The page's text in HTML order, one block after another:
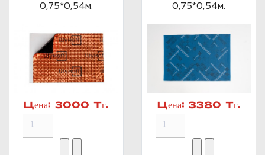
0,75*0,54м.
Цена: 3000 Тг.
0,75*0,54м.
Цена: 3380 Тг.